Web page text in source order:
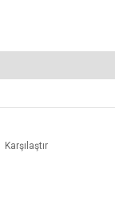
Karşılaştır